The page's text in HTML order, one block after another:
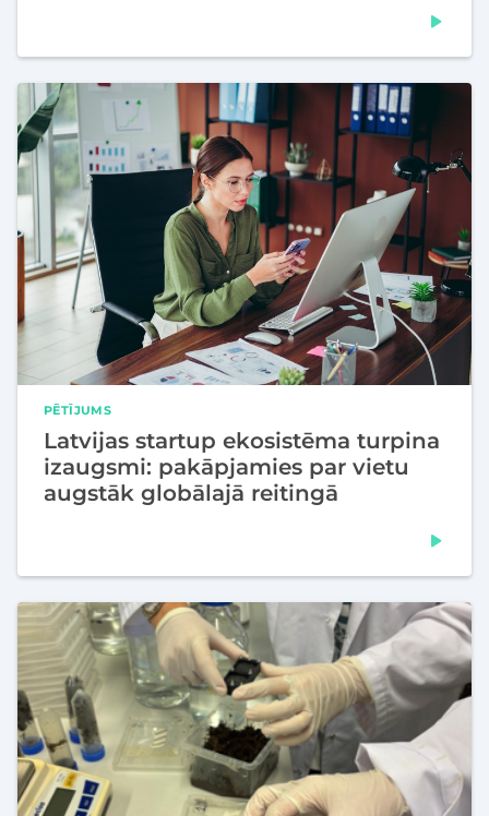
PĒTĪJUMS
Latvijas startup ekosistēma turpina
izaugsmi: pakāpjamies par vietu
augstāk globālajā reitingā